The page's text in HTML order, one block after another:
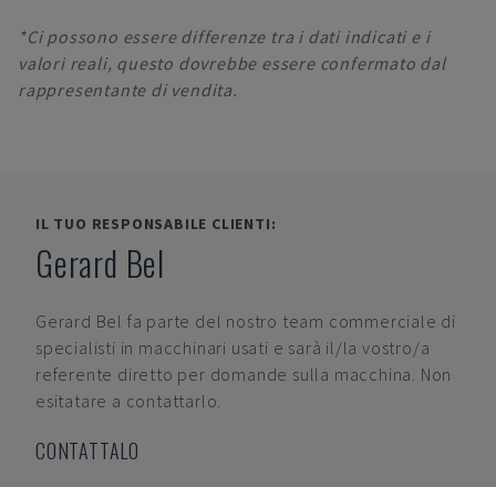
*Ci possono essere differenze tra i dati indicati e i
valori reali, questo dovrebbe essere confermato dal
rappresentante di vendita.
IL TUO RESPONSABILE CLIENTI:
Gerard Bel
Gerard Bel fa parte del nostro team commerciale di
specialisti in macchinari usati e sarà il/la vostro/a
referente diretto per domande sulla macchina. Non
esitatare a contattarlo.
CONTATTALO